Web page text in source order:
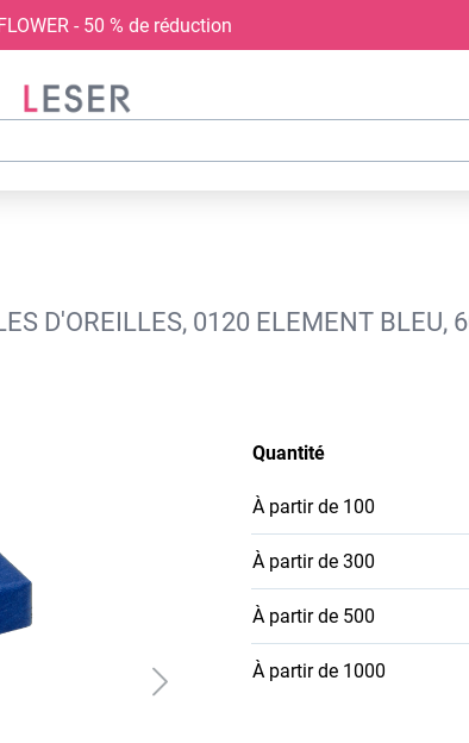
- 50 % de réduction
D'OREILLES, 0120 ELEMENT BLEU,
Quantité
À partir de 100
À partir de 300
À partir de 500
À partir de 1000